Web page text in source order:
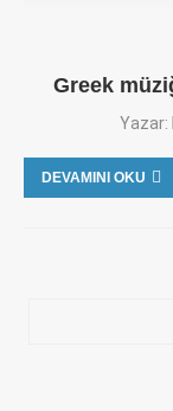
Greek
Yazar:
DEVAMINI OKU